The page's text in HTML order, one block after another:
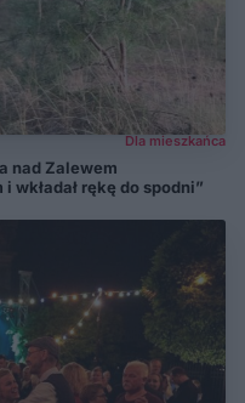
Dla mieszkańca
nad Zalewem
wkładał rękę do spodni”